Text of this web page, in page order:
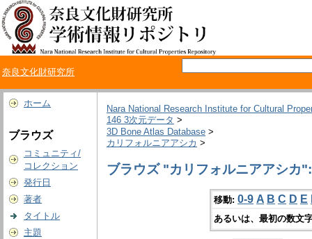
奈良文化財研究所
ホーム
ブラウズ
コミュニティ/
コレクション
発行日
著者
タイトル
主題
Nara National Research Institute for Cultural
146 3次元データ >
3D Bone Atlas Database >
カリフォルニアアシカ >
ブラウズ "カリフォルニアアシカ
移動: 0-9 A B C D E
あるいは、最初の数文